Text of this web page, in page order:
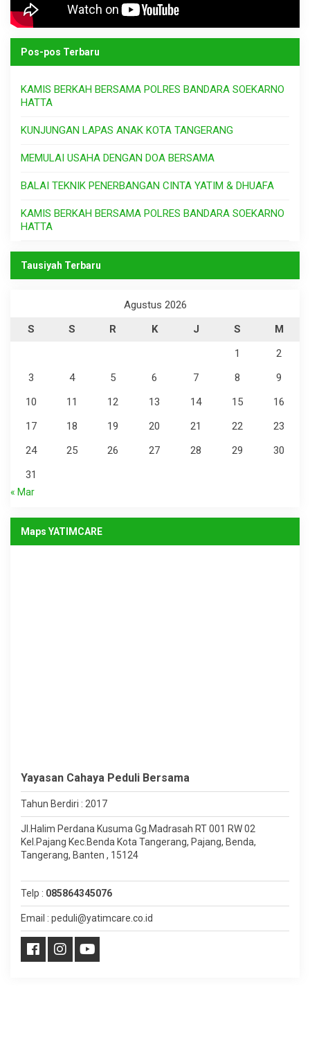
Pos-pos Terbaru
KAMIS BERKAH BERSAMA POLRES BANDARA SOEKARNO
HATTA
KUNJUNGAN LAPAS ANAK KOTA TANGERANG
MEMULAI USAHA DENGAN DOA BERSAMA
BALAI TEKNIK PENERBANGAN CINTA YATIM & DHUAFA
KAMIS BERKAH BERSAMA POLRES BANDARA SOEKARNO
HATTA
Tausiyah Terbaru
Agustus 2026
S
S R K J S
M
1
2
3
4 5 6 7 8
9
10
11 12 13 14 15
16
17
18 19 20 21 22
23
24
25 26 27 28 29
30
31
« Mar
Maps YATIMCARE
Yayasan Cahaya Peduli Bersama
Tahun Berdiri : 2017
Jl.Halim Perdana Kusuma Gg.Madrasah RT 001 RW 02
Kel.Pajang Kec.Benda Kota Tangerang, Pajang, Benda,
Tangerang, Banten , 15124
Telp : 085864345076
Email : peduli@yatimcare.co.id